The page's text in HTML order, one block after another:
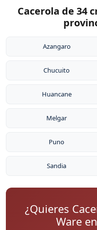
Cacerola de 34
Azangaro
Chucuito
Huancane
Melgar
Puno
Sandia
¿Quieres
Ware